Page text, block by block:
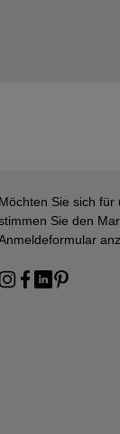
Möchten Sie sich für
Sie den